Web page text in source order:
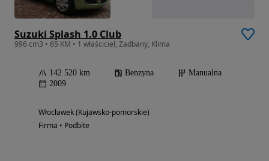
Suzuki Splash 1.0 Club
996 cm3 • 65 KM • 1 właściciel, Zadbany, Klima
142 520 km Benzyna
Manualna
2009
Włocławek (Kujawsko-pomorskie)
Firma • Podbite